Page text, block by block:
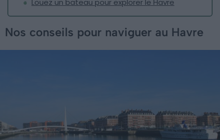
Nos conseils pour naviguer au Havre